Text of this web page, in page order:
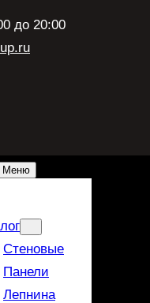
до 20:00
Меню
Стеновые
Панели
Лепнина